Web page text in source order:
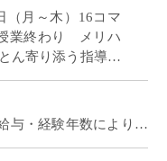
（月～木）16コマ
業終わり メリハ
ん寄り添う指導が
与・経験年数により変